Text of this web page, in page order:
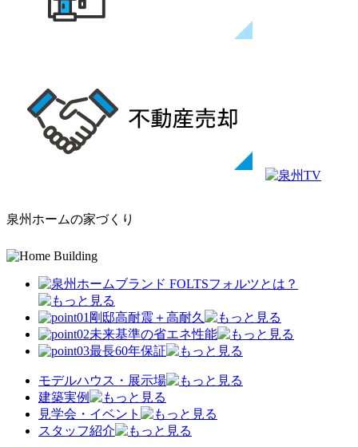
泉州ホームの家づくり
フォルツとは？
剛邸高耐震＋高耐久
未来基準の省エネ性能
最長60年保証
モデルハウス・展示場
建築実例
見学会・イベント
スタッフ紹介